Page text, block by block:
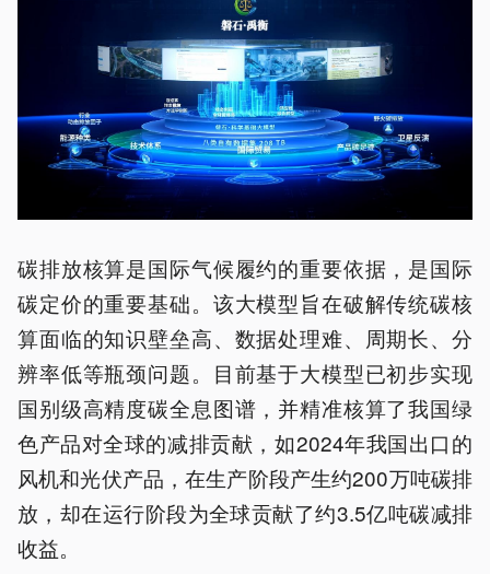
碳排放核算是国际气候履约的重要依据，是国际
碳定价的重要基础。该大模型旨在破解传统碳核
算面临的知识壁垒高、数据处理难、周期长、分
辨率低等瓶颈问题。目前基于大模型已初步实现
国别级高精度碳全息图谱，并精准核算了我国绿
色产品对全球的减排贡献，如2024年我国出口的
风机和光伏产品，在生产阶段产生约200万吨碳排
放，却在运行阶段为全球贡献了约3.5亿吨碳减排
收益。